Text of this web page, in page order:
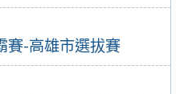
賽-高雄市選拔賽